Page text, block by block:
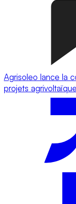
Agrisoleo lance la
projets